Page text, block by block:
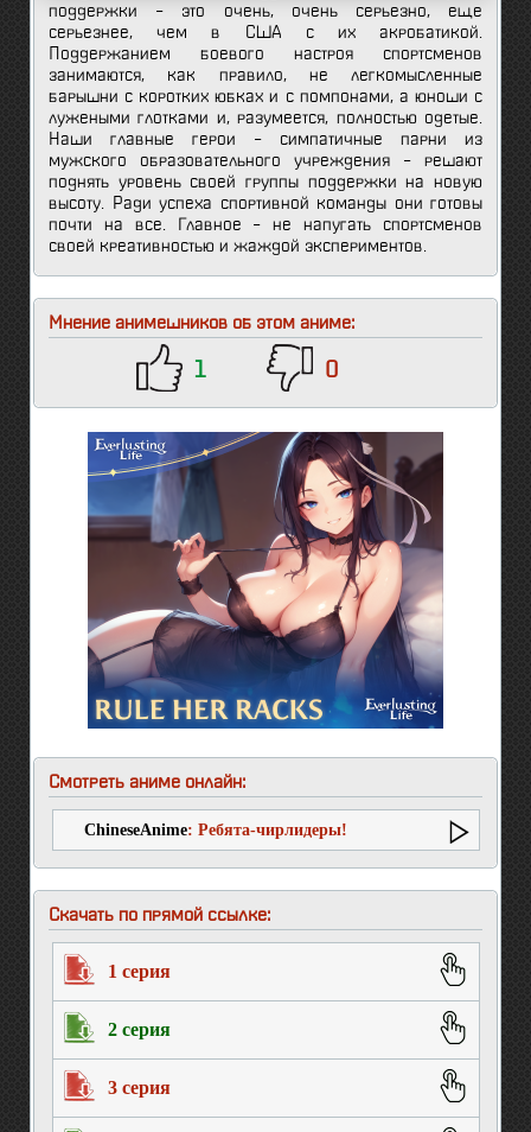
поддержки – это очень, очень серьезно, еще
серьезнее, чем в США с их акробатикой.
Поддержанием боевого настроя спортсменов
занимаются, как правило, не легкомысленные
барышни с коротких юбках и с помпонами, а юноши с
лужеными глотками и, разумеется, полностью одетые.
Наши главные герои – симпатичные парни из
мужского образовательного учреждения – решают
поднять уровень своей группы поддержки на новую
высоту. Ради успеха спортивной команды они готовы
почти на все. Главное – не напугать спортсменов
своей креативностью и жаждой экспериментов.
Мнение анимешников об этом аниме:
1 0
Смотреть аниме онлайн:
ChineseAnime: Ребята-чирлидеры!
Скачать по прямой ссылке:
1 серия
2 серия
3 серия